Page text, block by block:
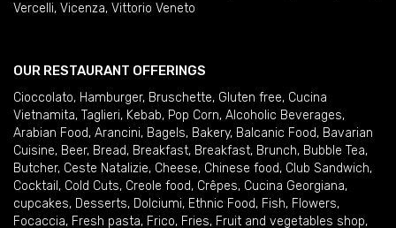
Vercelli, Vicenza, Vittorio Veneto
OUR RESTAURANT OFFERINGS
Cioccolato, Hamburger, Bruschette, Gluten free, Cucina
Vietnamita, Taglieri, Kebab, Pop Corn, Alcoholic Beverages,
Arabian Food, Arancini, Bagels, Bakery, Balcanic Food, Bavarian
Cuisine, Beer, Bread, Breakfast, Breakfast, Brunch, Bubble Tea,
Butcher, Ceste Natalizie, Cheese, Chinese food, Club Sandwich,
Cocktail , Cold Cuts, Creole food, Crêpes, Cucina Georgiana,
cupcakes, Desserts, Dolciumi, Ethnic Food, Fish, Flowers,
Focaccia, Fresh pasta, Frico, Fries, Fruit and vegetables shop,